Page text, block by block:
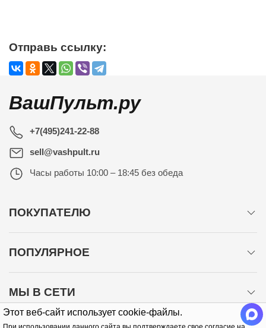
Этот веб-сайт использует cookie-файлы.
Отправь ссылку:
ВашПульт.ру
+7(495)241-22-88
sell@vashpult.ru
Часы работы 10:00 – 18:45 без обеда
ПОКУПАТЕЛЮ
ПОПУЛЯРНОЕ
МЫ В СЕТИ